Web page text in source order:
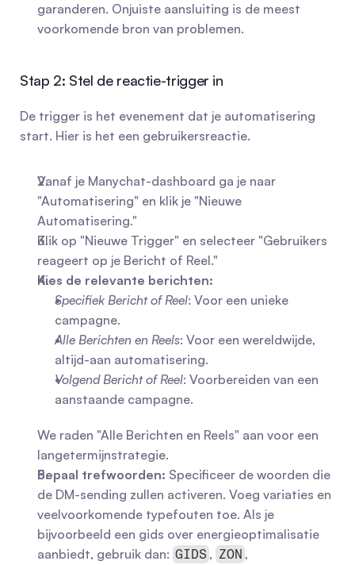
garanderen. Onjuiste aansluiting is de meest
voorkomende bron van problemen.
Stap 2: Stel de reactie-trigger in
De trigger is het evenement dat je automatisering
start. Hier is het een gebruikersreactie.
Vanaf je Manychat-dashboard ga je naar
"Automatisering" en klik je "Nieuwe
Automatisering."
Klik op "Nieuwe Trigger" en selecteer "Gebruikers
reageert op je Bericht of Reel."
Kies de relevante berichten:
Specifiek Bericht of Reel: Voor een unieke
campagne.
Alle Berichten en Reels: Voor een wereldwijde,
altijd-aan automatisering.
Volgend Bericht of Reel: Voorbereiden van een
aanstaande campagne.
We raden "Alle Berichten en Reels" aan voor een
langetermijnstrategie.
Bepaal trefwoorden: Specificeer de woorden die
de DM-sending zullen activeren. Voeg variaties en
veelvoorkomende typefouten toe. Als je
bijvoorbeeld een gids over energieoptimalisatie
aanbiedt, gebruik dan: GIDS , ZON